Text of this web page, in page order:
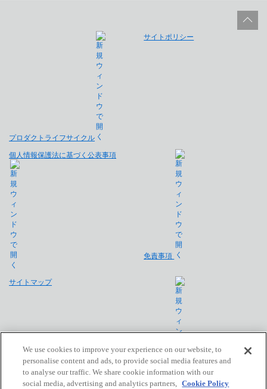
プロダクトライフサイクル
サイトポリシー
個人情報保護法に基づく公表事項
免責事項
サイトマップ
会社概要
We use cookies to improve your experience on our website, to
personalise content and ads, to provide social media features and
to analyse our traffic. We share cookie information with our
social media, advertising and analytics partners, Cookie Policy